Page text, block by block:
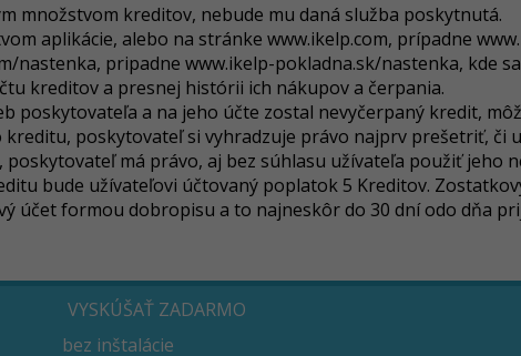
množstvom kreditov, nebude mu daná služba poskytnutá.
aplikácie, alebo na stránke www.ikelp.com, prípadne
nastenka, pripadne www.ikelp-pokladna.sk/nastenka, kde
kreditov a presnej histórii ich nákupov a čerpania.
poskytovateľa a na jeho účte zostal nevyčerpaný kredit,
poskytovateľ si vyhradzuje právo najprv prešetriť, či
má právo, aj bez súhlasu užívateľa použiť jeho
bude užívateľovi účtovaný poplatok 5 Kreditov.
účet formou dobropisu a to najneskôr do 30 dní odo dňa
VYSKÚŠAŤ ZADARMO
bez inštalácie